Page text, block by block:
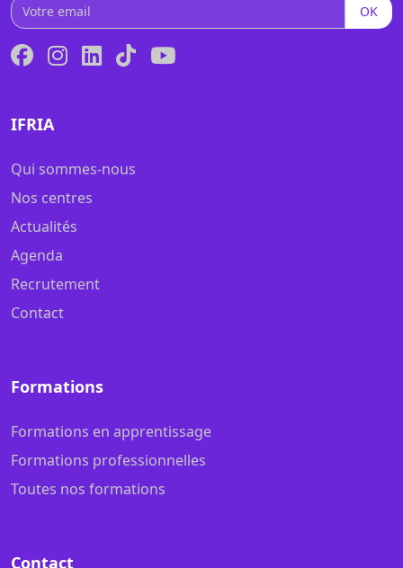
OK
IFRIA
Qui sommes-nous
Nos centres
Actualités
Agenda
Recrutement
Contact
Formations
Formations en apprentissage
Formations professionnelles
Toutes nos formations
Contact